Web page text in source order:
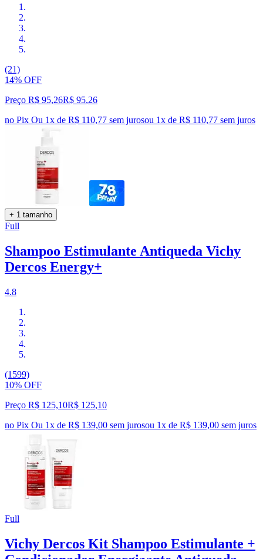
(21)
14% OFF
Preço R$ 95,26R$ 95,26
no Pix Ou 1x de R$ 110,77 sem jurosou 1x de R$ 110,77 sem juros
+ 1 tamanho
Full
Shampoo Estimulante Antiqueda Vichy
Dercos Energy+
4.8
(1599)
10% OFF
Preço R$ 125,10R$ 125,10
no Pix Ou 1x de R$ 139,00 sem jurosou 1x de R$ 139,00 sem juros
Full
Vichy Dercos Kit Shampoo Estimulante +